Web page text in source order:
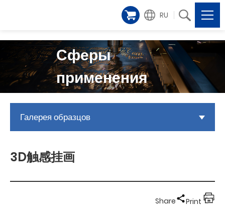
RU
Сферы
применения
Галерея образцов
3D触感挂画
Share Print